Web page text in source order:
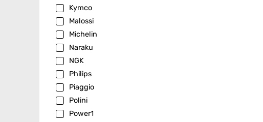
Kymco
Malossi
Michelin
Naraku
NGK
Philips
Piaggio
Polini
Power1